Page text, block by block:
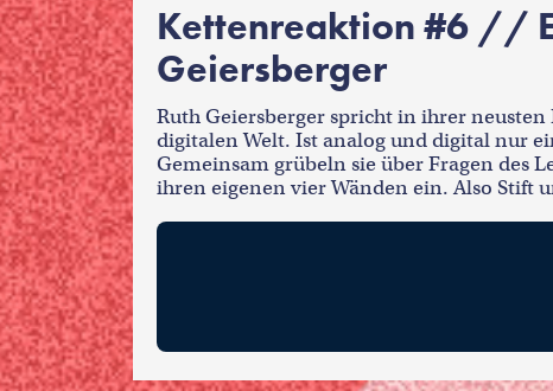
Kettenreaktion #6 //
Geiersberger
Ruth Geiersberger spricht in ihrer
digitalen Welt. Ist analog und digital nur
Gemeinsam grübeln sie über Fragen des
ihren eigenen vier Wänden ein. Also Stift